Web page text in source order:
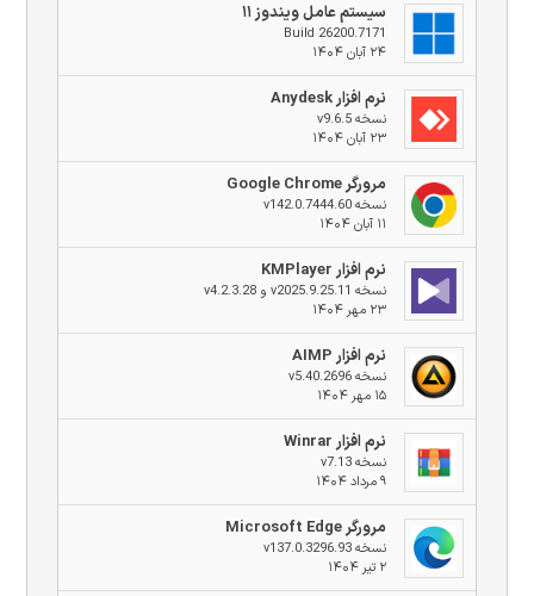
سیستم عامل ویندوز ۱۱
Build 26200.7171
۲۴ آبان ۱۴۰۴
نرم افزار Anydesk
نسخه v9.6.5
۲۳ آبان ۱۴۰۴
مرورگر Google Chrome
نسخه v142.0.7444.60
۱۱ آبان ۱۴۰۴
نرم افزار KMPlayer
نسخه v2025.9.25.11 و v4.2.3.28
۲۳ مهر ۱۴۰۴
نرم افزار AIMP
نسخه v5.40.2696
۱۵ مهر ۱۴۰۴
نرم افزار Winrar
نسخه v7.13
۹ مرداد ۱۴۰۴
مرورگر Microsoft Edge
نسخه v137.0.3296.93
۲ تیر ۱۴۰۴